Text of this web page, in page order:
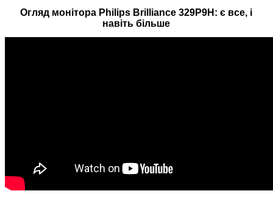
Огляд монітора Philips Brilliance 329P9H: є все, і
навіть більше